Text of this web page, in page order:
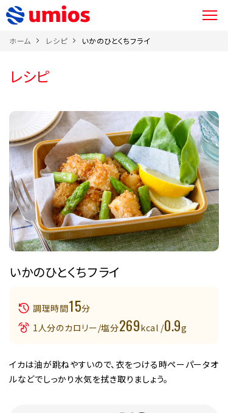
ホーム レシピ いかのひとくちフライ
レシピ
いかのひとくちフライ
調理時間15分
1人分のカロリー/塩分269kcal /0.9g
イカは油が跳ねやすいので、衣をつける時ペーパータオ
ルなどでしっかり水気を拭き取りましょう。